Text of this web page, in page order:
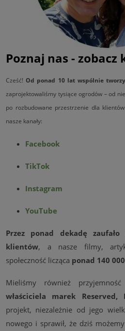
Poznaj nas -
Cześć!Od ponad 10 lat wspólnie
zaprojektowaliśmy tysiące ogrodów – od
po rozbudowane przestrzenie dla
nasze kanały:
Facebook
TikTok
Instagram
YouTube
Przez ponad dekadę
klientów, a nasze filmy,
społeczność licząca ponad 140
Mieliśmy również
właściciela marek Reserved,
projekt, niezależnie od jego
nowego i sprawił, że dziś